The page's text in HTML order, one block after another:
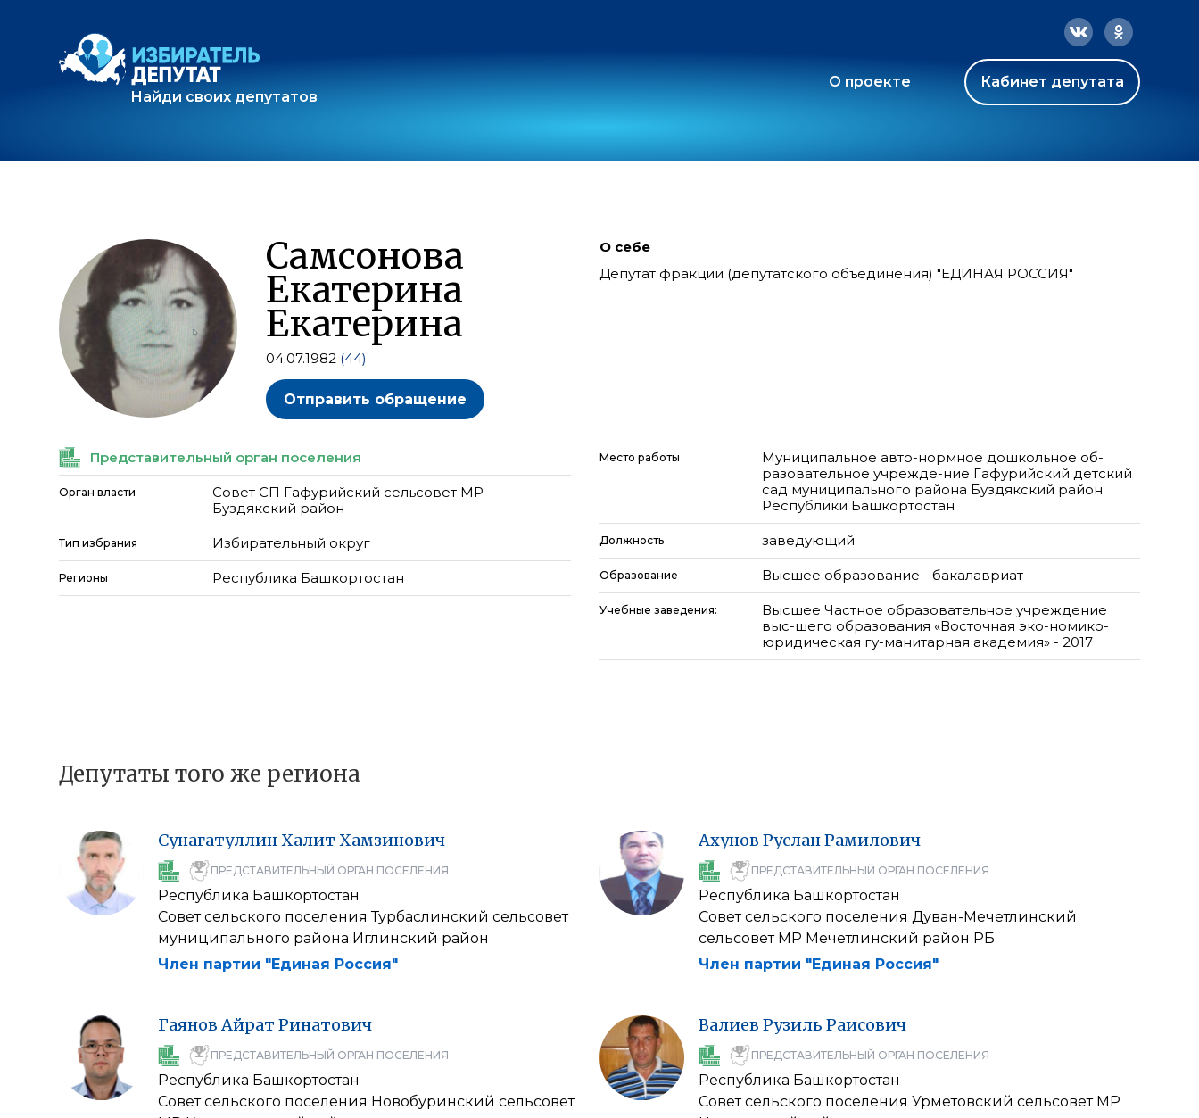
Найди своих депутатов
О проекте Кабинет депутата
Самсонова
Екатерина
Екатерина
04.07.1982 (44)
Отправить обращение
О себе
Депутат фракции (депутатского объединения) "ЕДИНАЯ РОССИЯ"
Представительный орган поселения
Орган власти
Совет СП Гафурийский сельсовет МР
Буздякский район
Тип избрания Избирательный округ
Регионы Республика Башкортостан
Место работы
Муниципальное авто-нормное дошкольное об-
разовательное учрежде-ние Гафурийский детский
сад муниципального района Буздякский район
Республики Башкортостан
Должность заведующий
Образование Высшее образование - бакалавриат
Учебные заведения:
Высшее Частное образовательное учреждение
выс-шего образования «Восточная эко-номико-
юридическая гу-манитарная академия» - 2017
Депутаты того же региона
СунагатуллинХалит Хамзинович
ПРЕДСТАВИТЕЛЬНЫЙ ОРГАН ПОСЕЛЕНИЯ
Республика Башкортостан
Совет сельского поселения Турбаслинский сельсовет
муниципального района Иглинский район
Член партии "Единая Россия"
Ахунов РусланРамилович
ПРЕДСТАВИТЕЛЬНЫЙ ОРГАН ПОСЕЛЕНИЯ
Республика Башкортостан
Совет сельского поселения Дуван-Мечетлинский
сельсовет МР Мечетлинский район РБ
Член партии "Единая Россия"
Гаянов Айрат Ринатович
ПРЕДСТАВИТЕЛЬНЫЙ ОРГАН ПОСЕЛЕНИЯ
Республика Башкортостан
Совет сельского поселения Новобуринский сельсовет
Валиев Рузиль Раисович
ПРЕДСТАВИТЕЛЬНЫЙ ОРГАН ПОСЕЛЕНИЯ
Республика Башкортостан
Совет сельского поселения Урметовский сельсовет МР